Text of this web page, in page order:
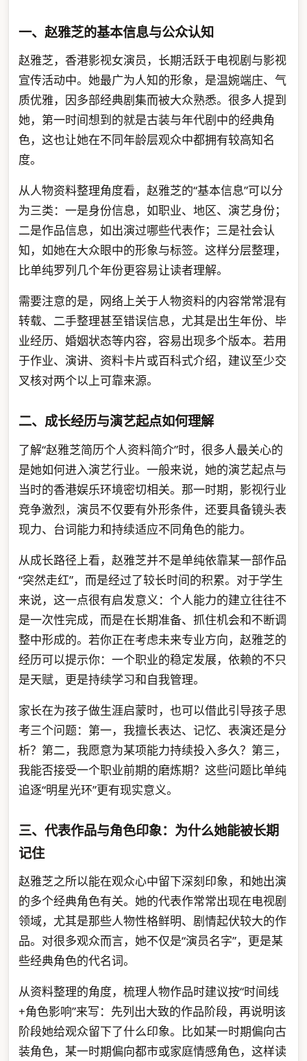
一、赵雅芝的基本信息与公众认知
赵雅芝，香港影视女演员，长期活跃于电视剧与影视
宣传活动中。她最广为人知的形象，是温婉端庄、气
质优雅，因多部经典剧集而被大众熟悉。很多人提到
她，第一时间想到的就是古装与年代剧中的经典角
色，这也让她在不同年龄层观众中都拥有较高知名
度。
从人物资料整理角度看，赵雅芝的“基本信息”可以分
为三类：一是身份信息，如职业、地区、演艺身份；
二是作品信息，如出演过哪些代表作；三是社会认
知，如她在大众眼中的形象与标签。这样分层整理，
比单纯罗列几个年份更容易让读者理解。
需要注意的是，网络上关于人物资料的内容常常混有
转载、二手整理甚至错误信息，尤其是出生年份、毕
业经历、婚姻状态等内容，容易出现多个版本。若用
于作业、演讲、资料卡片或百科式介绍，建议至少交
叉核对两个以上可靠来源。
二、成长经历与演艺起点如何理解
了解“赵雅芝简历个人资料简介”时，很多人最关心的
是她如何进入演艺行业。一般来说，她的演艺起点与
当时的香港娱乐环境密切相关。那一时期，影视行业
竞争激烈，演员不仅要有外形条件，还要具备镜头表
现力、台词能力和持续适应不同角色的能力。
从成长路径上看，赵雅芝并不是单纯依靠某一部作品
“突然走红”，而是经过了较长时间的积累。对于学生
来说，这一点很有启发意义：个人能力的建立往往不
是一次性完成，而是在长期准备、抓住机会和不断调
整中形成的。若你正在考虑未来专业方向，赵雅芝的
经历可以提示你：一个职业的稳定发展，依赖的不只
是天赋，更是持续学习和自我管理。
家长在为孩子做生涯启蒙时，也可以借此引导孩子思
考三个问题：第一，我擅长表达、记忆、表演还是分
析？第二，我愿意为某项能力持续投入多久？第三，
我能否接受一个职业前期的磨炼期？这些问题比单纯
追逐“明星光环”更有现实意义。
三、代表作品与角色印象：为什么她能被长期
记住
赵雅芝之所以能在观众心中留下深刻印象，和她出演
的多个经典角色有关。她的代表作常常出现在电视剧
领域，尤其是那些人物性格鲜明、剧情起伏较大的作
品。对很多观众而言，她不仅是“演员名字”，更是某
些经典角色的代名词。
从资料整理的角度，梳理人物作品时建议按“时间线
+角色影响”来写：先列出大致的作品阶段，再说明该
阶段她给观众留下了什么印象。比如某一时期偏向古
装角色，某一时期偏向都市或家庭情感角色，这样读